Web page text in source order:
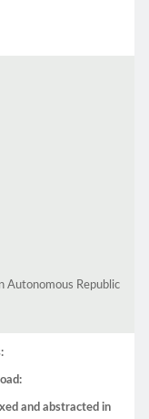
Autonomous Republic
and abstracted in